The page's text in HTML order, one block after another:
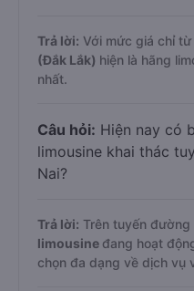
Trả lời: Với mức giá chỉ từ
(Đắk Lắk) hiện là hãng
nhất.
Câu hỏi: Hiện nay có
limousine khai thác
Nai?
Trả lời: Trên tuyến đường
limousine đang hoạt
chọn đa dạng về dịch vụ